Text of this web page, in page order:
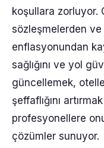
koşullara zorluyor.
sözleşmelerden
enflasyonundan
sağlığını ve yol
güncellemek,
şeffaflığını
profesyonellere
çözümler sunuyor.